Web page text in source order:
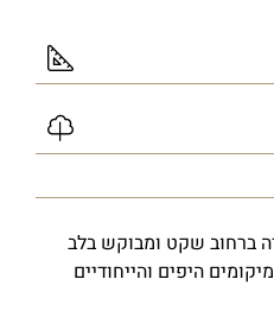
ברחוב שקט ומבוקש בלב
היפים והייחודיים